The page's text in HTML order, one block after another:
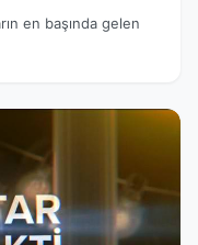
en başında gelen